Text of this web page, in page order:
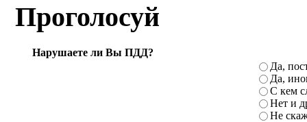
Проголосуй
Нарушаете ли Вы ПДД?
Да,
Да,
С кем
Нет и
Не